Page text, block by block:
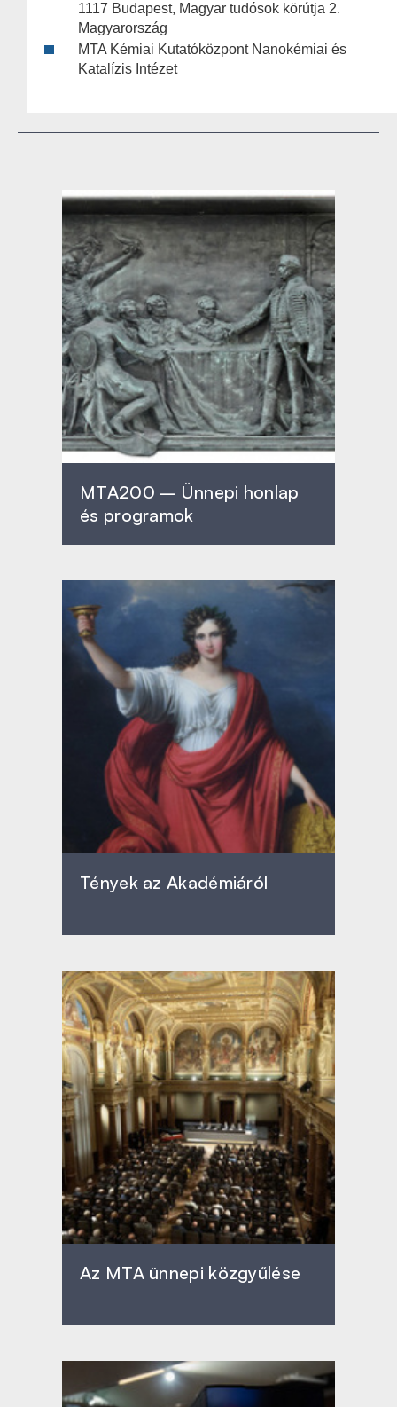
1117 Budapest, Magyar tudósok körútja 2.
Magyarország
MTA Kémiai Kutatóközpont Nanokémiai és
Katalízis Intézet
MTA200 – Ünnepi honlap
és programok
Tények az Akadémiáról
Az MTA ünnepi közgyűlése